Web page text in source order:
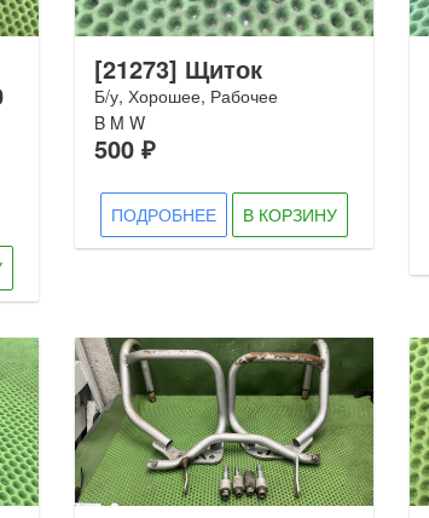
[21273] Щиток
Б/у, Хорошее, Рабочее
B M W
500 ₽
ПОДРОБНЕЕ В КОРЗИНУ